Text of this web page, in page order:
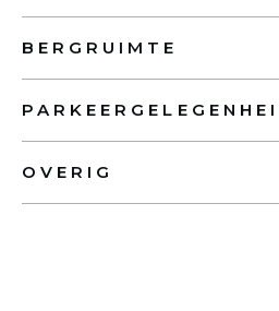
BERGRUIMTE
OVERIG